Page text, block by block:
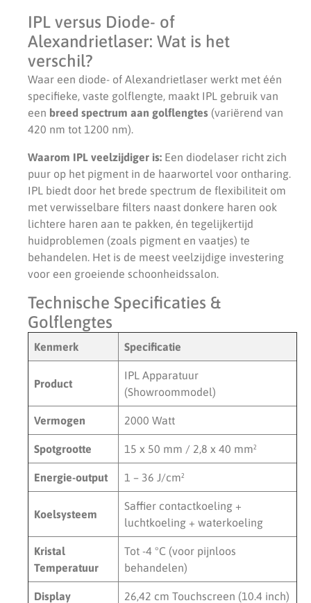
IPL versus Diode- of
Alexandrietlaser: Wat is het
verschil?
Waar een diode- of Alexandrietlaser werkt met één
specifieke, vaste golflengte, maakt IPL gebruik van
een breed spectrum aan golflengtes (variërend van
420 nm tot 1200 nm).
Waarom IPL veelzijdiger is: Een diodelaser richt zich
puur op het pigment in de haarwortel voor ontharing.
IPL biedt door het brede spectrum de flexibiliteit om
met verwisselbare filters naast donkere haren ook
lichtere haren aan te pakken, én tegelijkertijd
huidproblemen (zoals pigment en vaatjes) te
behandelen. Het is de meest veelzijdige investering
voor een groeiende schoonheidssalon.
Technische Specificaties &
Golflengtes
Kenmerk Specificatie
Product
IPL Apparatuur
(Showroommodel)
Vermogen 2000 Watt
Spotgrootte 15 x 50 mm / 2,8 x 40 mm²
Energie-output 1 – 36 J/cm²
Koelsysteem
Saffier contactkoeling +
luchtkoeling + waterkoeling
Kristal
Temperatuur
Tot -4 °C (voor pijnloos
behandelen)
Display 26,42 cm Touchscreen (10.4 inch)